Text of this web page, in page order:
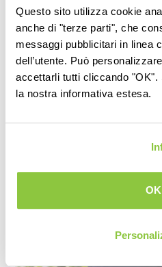
Questo sito utilizza cookie
anche di "terze parti", che
messaggi pubblicitari in linea
dell’utente. Può
accettarli tutti cliccando
la nostra informativa estesa.
OK
buone pratiche agricole; in
coltura in pieno campo e quella
risparmio d’acqua.